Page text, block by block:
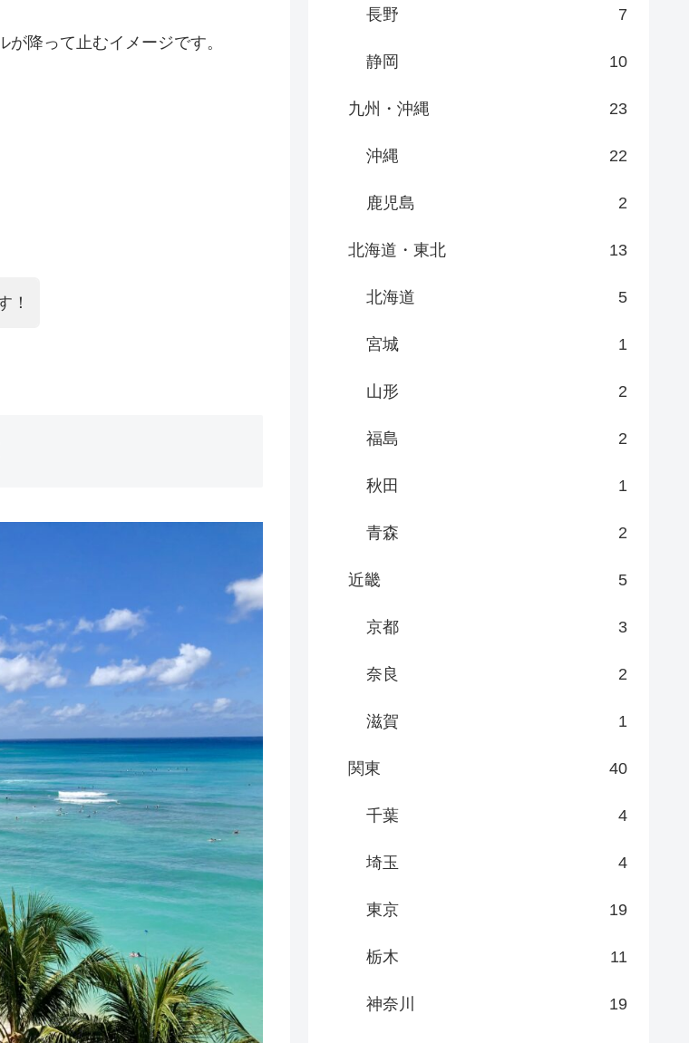
降って止むイメージです。
！
長野 7
静岡 10
九州・沖縄 23
沖縄 22
鹿児島 2
北海道・東北 13
北海道 5
宮城 1
山形 2
福島 2
秋田 1
青森 2
近畿 5
京都 3
奈良 2
滋賀 1
関東 40
千葉 4
埼玉 4
東京 19
栃木 11
神奈川 19